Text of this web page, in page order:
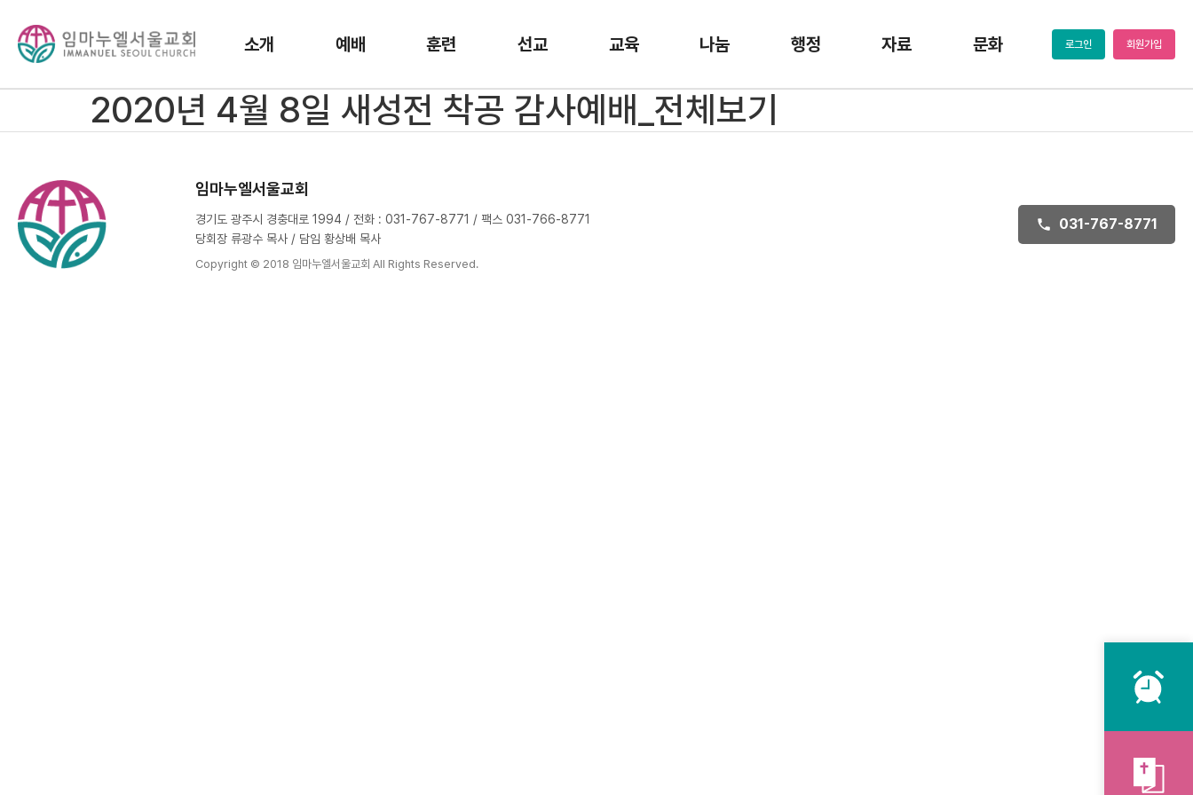
소개 예배 훈련 선교 교육 나눔 행정 자료 문화 로그인 회원가입
2020년 4월 8일 새성전 착공 감사예배_전체보기
임마누엘서울교회
경기도 광주시 경충대로 1994 / 전화 : 031-767-8771 / 팩스 031-766-8771
당회장 류광수 목사 / 담임 황상배 목사
Copyright © 2018 임마누엘서울교회 All Rights Reserved.
031-767-8771